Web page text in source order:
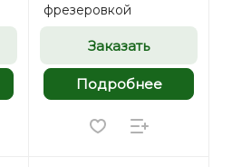
фрезеровкой
Заказать
Подробнее